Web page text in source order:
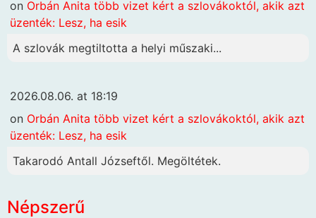
on Orbán Anita több vizet kért a szlovákoktól, akik azt
üzenték: Lesz, ha esik
A szlovák megtiltotta a helyi műszaki...
2026.08.06. at 18:19
on Orbán Anita több vizet kért a szlovákoktól, akik azt
üzenték: Lesz, ha esik
Takarodó Antall Józseftől. Megöltétek.
Népszerű